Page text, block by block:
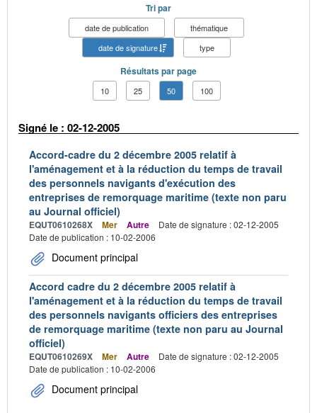
Tri par
date de publication
thématique
date de signature
type
Résultats par page
10 25 50 100
Signé le : 02-12-2005
Accord-cadre du 2 décembre 2005 relatif à
l'aménagement et à la réduction du temps de travail
des personnels navigants d'exécution des
entreprises de remorquage maritime (texte non paru
au Journal officiel)
EQUT0610268X Mer Autre
Date de signature : 02-12-2005
Date de publication : 10-02-2006
Document principal
Accord cadre du 2 décembre 2005 relatif à
l'aménagement et à la réduction du temps de travail
des personnels navigants officiers des entreprises
de remorquage maritime (texte non paru au Journal
officiel)
EQUT0610269X Mer Autre
Date de signature : 02-12-2005
Date de publication : 10-02-2006
Document principal